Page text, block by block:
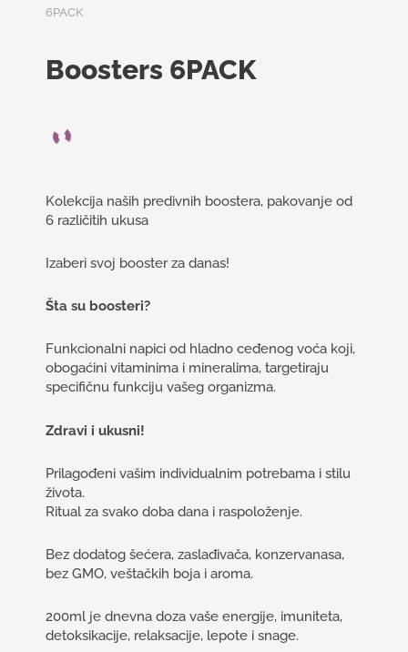
6PACK
Boosters 6PACK
Kolekcija naših predivnih boostera, pakovanje od
6 različitih ukusa
Izaberi svoj booster za danas!
Šta su boosteri?
Funkcionalni napici od hladno ceđenog voća koji,
obogaćini vitaminima i mineralima, targetiraju
specifičnu funkciju vašeg organizma.
Zdravi i ukusni!
Prilagođeni vašim individualnim potrebama i stilu
života.
Ritual za svako doba dana i raspoloženje.
Bez dodatog šećera, zaslađivača, konzervanasa,
bez GMO, veštačkih boja i aroma.
200ml je dnevna doza vaše energije, imuniteta,
detoksikacije, relaksacije, lepote i snage.